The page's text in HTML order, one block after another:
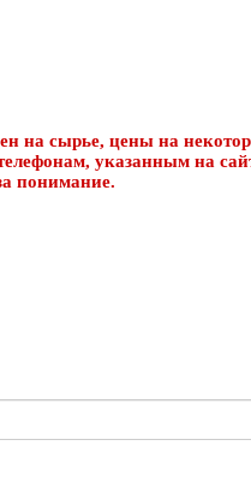
на сырье, цены на
указанным на
понимание.